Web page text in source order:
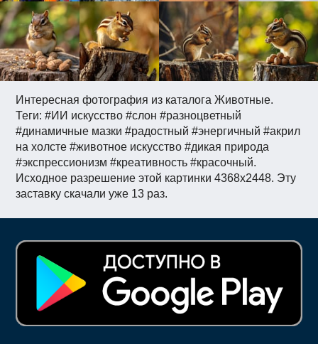
Интересная фотография из каталога Животные.
Теги: #ИИ искусство #слон #разноцветный
#динамичные мазки #радостный #энергичный #акрил
на холсте #животное искусство #дикая природа
#экспрессионизм #креативность #красочный.
Исходное разрешение этой картинки 4368x2448. Эту
заставку скачали уже 13 раз.